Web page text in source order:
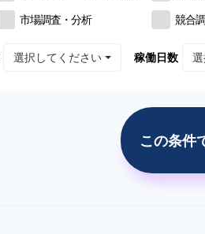
市場調査・分析 競合
選択してください 稼働日数
この条件